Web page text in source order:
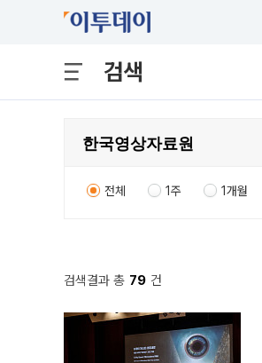
검색
전체 1주 1개월
검색결과 총 79 건